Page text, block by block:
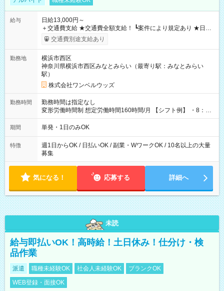
給与
日給13,000円～
＋交通費支給 ★交通費全額支給！ ┗案件により規定あり ★日払
いOK！（規定あり） ┗働いたその日に現金GET♪ お仕事後はコ
ンビニATMから 日払い分を引き落とせます！ 【試用期間】試
交通費別途支給あり
勤務地
横浜市西区
神奈川県横浜市西区みなとみらい（最寄り駅：みなとみらい
駅）
株式会社ワンベルウッズ
勤務時間
勤務時間は指定なし
変形労働時間制 想定労働時間160時間/月 【シフト例】 ・8：00
～21：00
期間 単発・1日のみOK
特徴
週1日からOK / 日払いOK / 副業・WワークOK / 10名以上の大量
募集
気になる！ 応募する 詳細へ
未読
給与即払いOK！高時給！土日休み！仕分け・検
品作業
派遣 職種未経験OK 社会人未経験OK
ブランクOK
WEB登録・面接OK